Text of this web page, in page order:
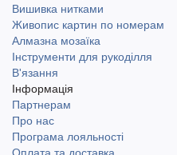
Вишивка нитками
Живопис картин по номерам
Алмазна мозаїка
Інструменти для рукоділля
В'язання
Інформація
Партнерам
Про нас
Програма лояльності